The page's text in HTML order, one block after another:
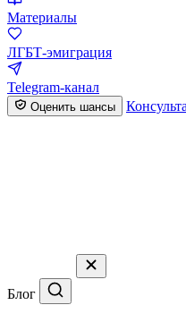
Материалы
ЛГБТ-эмиграция
Telegram-канал
Оценить шансы
Блог